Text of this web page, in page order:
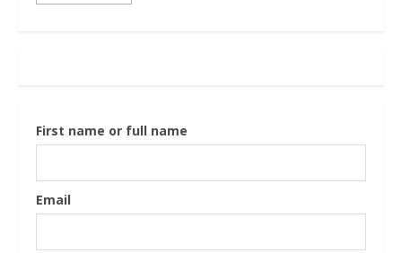
First name or full name
Email